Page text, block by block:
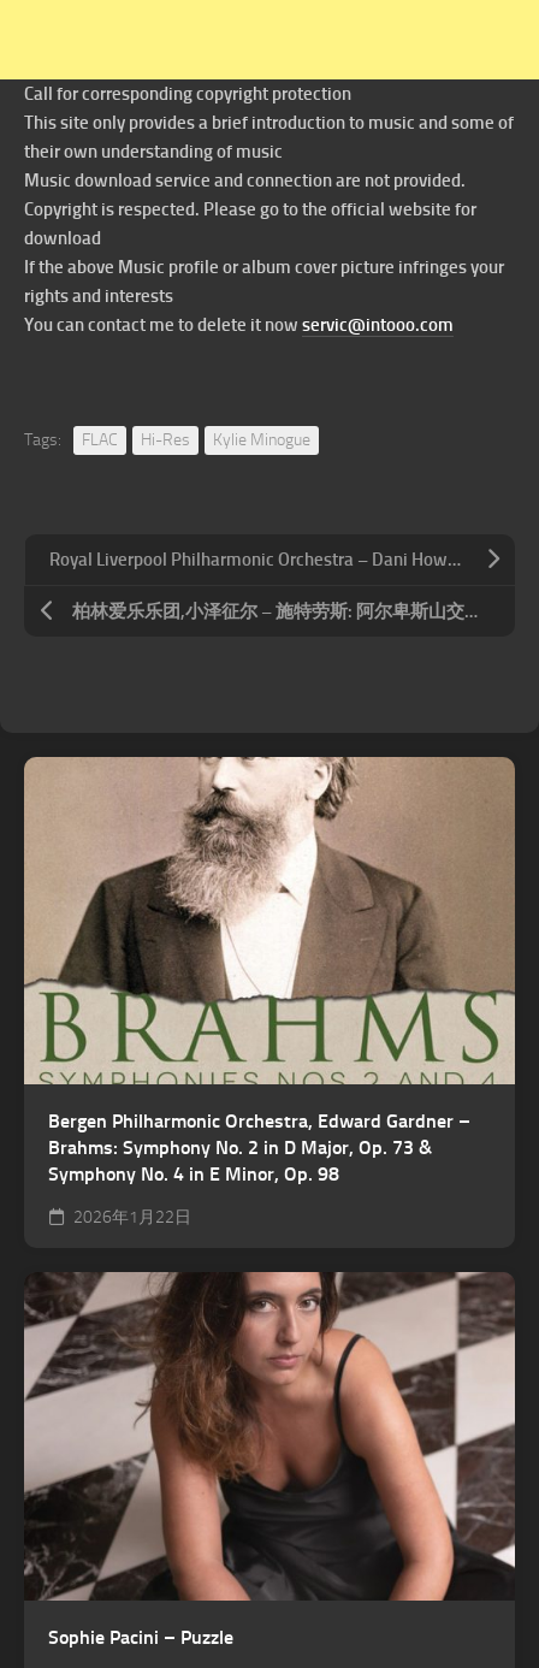
Call for corresponding copyright protection
This site only provides a brief introduction to music and some of
their own understanding of music
Music download service and connection are not provided.
Copyright is respected. Please go to the official website for
download
If the above Music profile or album cover picture infringes your
rights and interests
You can contact me to delete it now servic@intooo.com
Tags: FLAC Hi-Res Kylie Minogue
Royal Liverpool Philharmonic Orchestra – Dani Howard Orchestral Works
柏林爱乐乐团,小泽征尔 – 施特劳斯: 阿尔卑斯山交响曲
Bergen Philharmonic Orchestra, Edward Gardner –
Brahms: Symphony No. 2 in D Major, Op. 73 &
Symphony No. 4 in E Minor, Op. 98
2026年1月22日
Sophie Pacini – Puzzle